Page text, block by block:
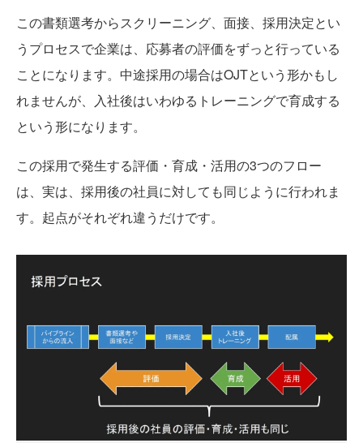
この書類選考からスクリーニング、面接、採用決定とい
うプロセスで企業は、応募者の評価をずっと行っている
ことになります。中途採用の場合はOJTという形かもし
れませんが、入社後はいわゆるトレーニングで育成する
という形になります。
この採用で発生する評価・育成・活用の3つのフロー
は、実は、採用後の社員に対しても同じように行われま
す。起点がそれぞれ違うだけです。